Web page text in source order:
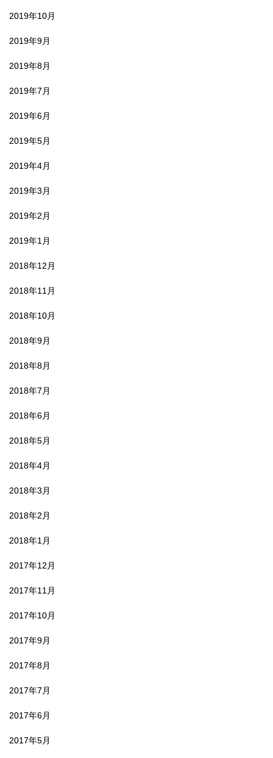
2019年10月
2019年9月
2019年8月
2019年7月
2019年6月
2019年5月
2019年4月
2019年3月
2019年2月
2019年1月
2018年12月
2018年11月
2018年10月
2018年9月
2018年8月
2018年7月
2018年6月
2018年5月
2018年4月
2018年3月
2018年2月
2018年1月
2017年12月
2017年11月
2017年10月
2017年9月
2017年8月
2017年7月
2017年6月
2017年5月